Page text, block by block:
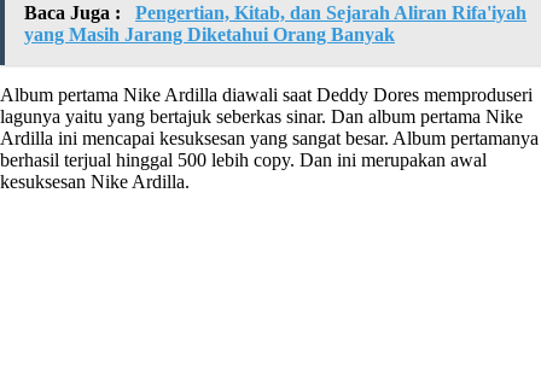
Baca Juga :
Pengertian, Kitab, dan Sejarah Aliran Rifa'iyah
yang Masih Jarang Diketahui Orang Banyak
Album pertama Nike Ardilla diawali saat Deddy Dores memproduseri
lagunya yaitu yang bertajuk seberkas sinar. Dan album pertama Nike
Ardilla ini mencapai kesuksesan yang sangat besar. Album pertamanya
berhasil terjual hinggal 500 lebih copy. Dan ini merupakan awal
kesuksesan Nike Ardilla.